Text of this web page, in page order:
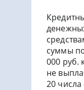
суммы
000 руб.
не
20